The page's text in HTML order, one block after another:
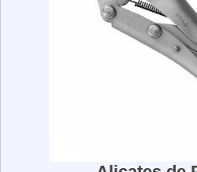
ferramentas essenciais para
área. Eles são projetados
resistência e durabilidade,
realizado com eficiência e